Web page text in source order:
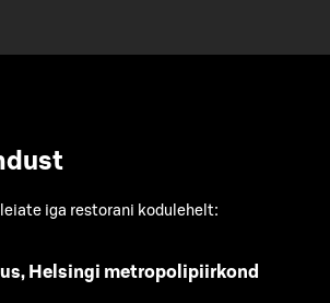
iga restorani kodulehelt:
Helsingi metropolipiirkond